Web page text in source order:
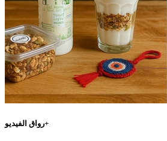
رواق الفيديو+